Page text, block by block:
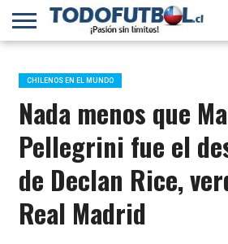
PRIMERA
B
SELECCIÓN
CHILENA
CHILENOS
EN EL
MUNDO
FÚTBOL
INTERNACIONAL
CHILENOS EN EL MUNDO
Nada menos que
Pellegrini fue el
de Declan Rice,
Real Madrid